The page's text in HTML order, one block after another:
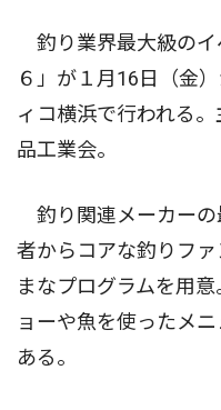
釣り業界最大級のイ
６」が１月16日（金
ィコ横浜で行われる
品工業会。
釣り関連メーカーの
者からコアな釣りフ
まなプログラムを用
ョーや魚を使ったメ
ある。